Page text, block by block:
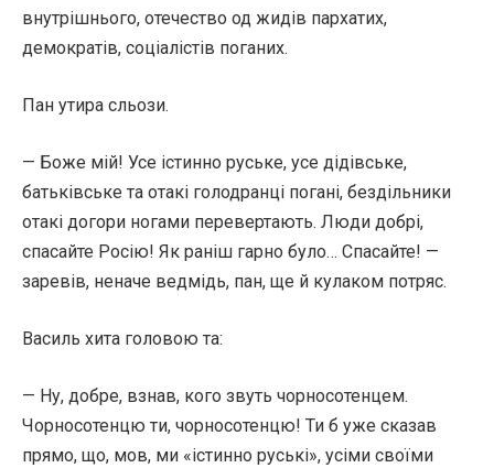
внутрішнього, отечество од жидів пархатих,
демократів, соціалістів поганих.
Пан утира сльози.
— Боже мій! Усе істинно руське, усе дідівське,
батьківське та отакі голодранці погані, бездільники
отакі догори ногами перевертають. Люди добрі,
спасайте Росію! Як раніш гарно було… Спасайте! —
заревів, неначе ведмідь, пан, ще й кулаком потряс.
Василь хита головою та:
— Ну, добре, взнав, кого звуть чорносотенцем.
Чорносотенцю ти, чорносотенцю! Ти б уже сказав
прямо, що, мов, ми «істинно руські», усіми своїми